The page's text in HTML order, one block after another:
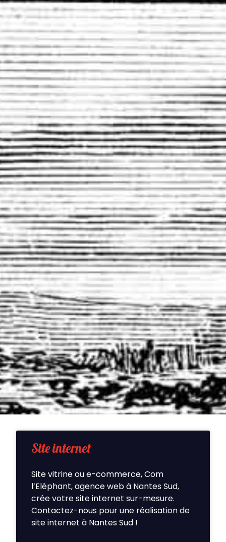
Site internet
Site vitrine ou e-commerce, Com
l’Eléphant, agence web à Nantes Sud,
crée votre site internet sur-mesure.
Contactez-nous pour une réalisation de
site internet à Nantes Sud !